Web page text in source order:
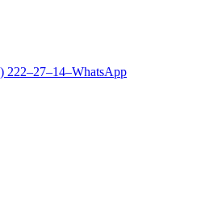
222–27–14–WhatsApp